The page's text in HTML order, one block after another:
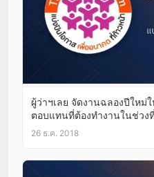
ผู้ว่าฯเลย จัดงานฉลองปีใหม่ใ
ตอบแทนที่ต้องทำงานในช่ว
26 ธ.ค. 2018